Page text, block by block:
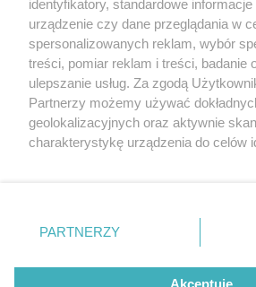
1 / 0
Nie zapomnij
zapoznać się z:
polityką prywatności regulamin
Twojemiasto
Piekary Śląskie
Chorzów
Tarnowskie Góry
Gliwice
Kontakt
Redakcja
identyfikatory, standardowe informacje
urządzenie czy dane przeglądania w
spersonalizowanych reklam, wybór
treści, pomiar reklam i treści, badanie
ulepszanie usług. Za zgodą
Partnerzy możemy używać
geolokalizacyjnych oraz aktywnie
charakterystykę urządzenia do celów
zmienić/wycofać klikając przycisk
znajdujący się w lewym dolnym rogu
rodzaje przetwarzania danych nie
użytkownika, ale masz prawo
PARTNERZY
Akceptuję